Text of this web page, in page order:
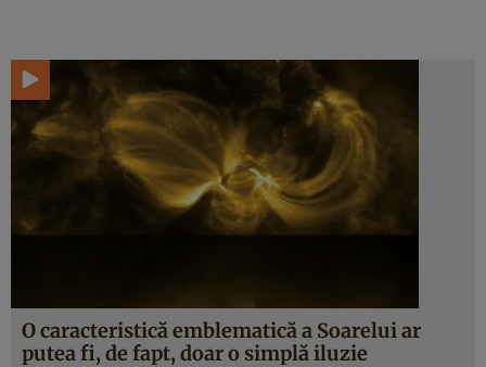
O caracteristică emblematică a Soarelui ar
putea fi, de fapt, doar o simplă iluzie